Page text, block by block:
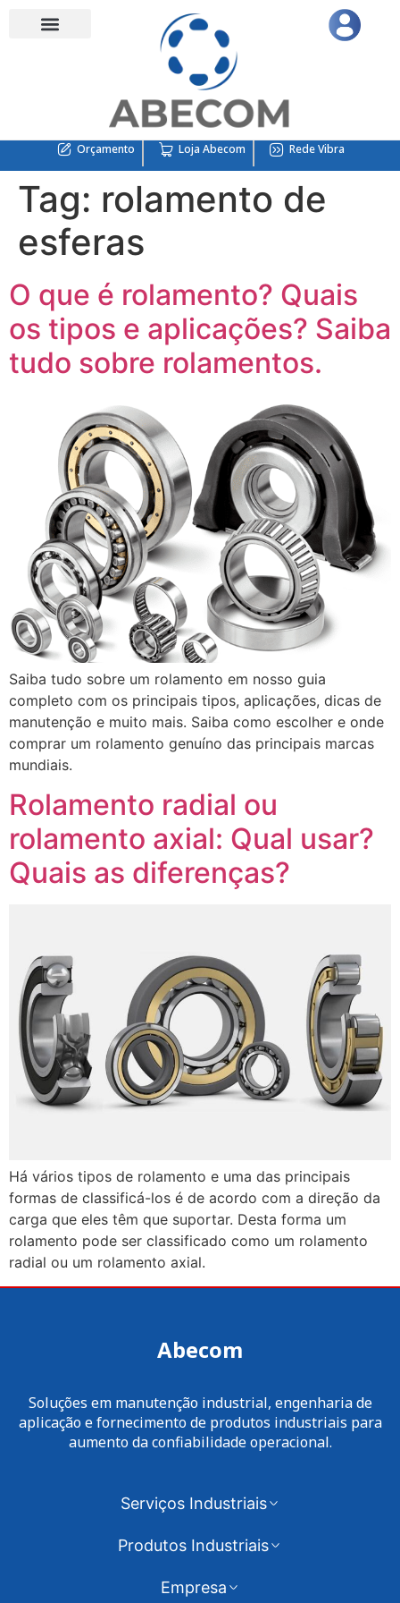
Orçamento Loja Abecom Rede Vibra
Tag: rolamento de
esferas
O que é rolamento? Quais
os tipos e aplicações? Saiba
tudo sobre rolamentos.
Saiba tudo sobre um rolamento em nosso guia
completo com os principais tipos, aplicações, dicas de
manutenção e muito mais. Saiba como escolher e onde
comprar um rolamento genuíno das principais marcas
mundiais.
Rolamento radial ou
rolamento axial: Qual usar?
Quais as diferenças?
Há vários tipos de rolamento e uma das principais
formas de classificá-los é de acordo com a direção da
carga que eles têm que suportar. Desta forma um
rolamento pode ser classificado como um rolamento
radial ou um rolamento axial.
Abecom
Soluções em manutenção industrial, engenharia de
aplicação e fornecimento de produtos industriais para
aumento da confiabilidade operacional.
Serviços Industriais
Produtos Industriais
Empresa